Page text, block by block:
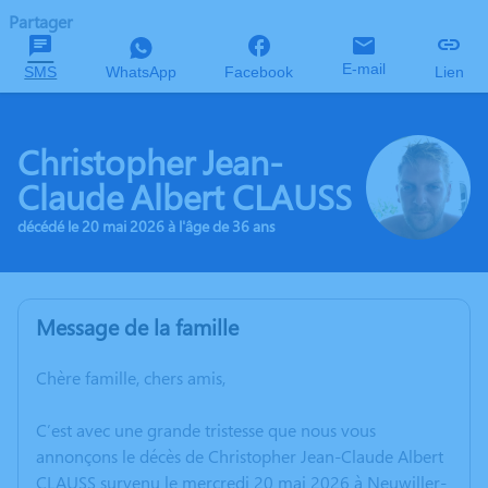
Partager
SMS WhatsApp Facebook E-mail Lien
Christopher Jean-
Claude Albert CLAUSS
décédé le 20 mai 2026 à l'âge de 36 ans
Message de la famille
Chère famille, chers amis,
C’est avec une grande tristesse que nous vous
annonçons le décès de Christopher Jean-Claude Albert
CLAUSS survenu le mercredi 20 mai 2026 à Neuwiller-